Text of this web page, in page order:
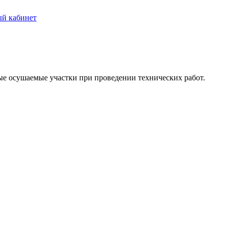
кабинет
осушаемые участки при проведении технических работ.